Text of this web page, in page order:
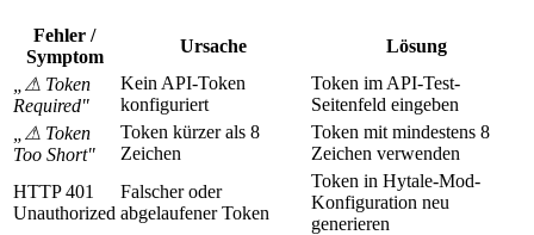
Fehler /
Symptom
Ursache
Lösung
„⚠ Token
Required"
Kein API-Token
konfiguriert
Token im API-Test-
Seitenfeld eingeben
„⚠ Token
Too Short"
Token kürzer als 8
Zeichen
Token mit mindestens 8
Zeichen verwenden
HTTP 401
Unauthorized
Falscher oder
abgelaufener Token
Token in Hytale-Mod-
Konfiguration neu
generieren